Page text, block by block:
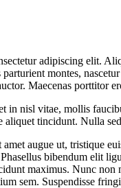
adipiscing elit.
parturient montes,
Maecenas porttitor
in nisl vitae, mollis
tincidunt. Nulla
augue ut, tristique
bibendum elit
maximus. Nunc non
sem. Suspendisse